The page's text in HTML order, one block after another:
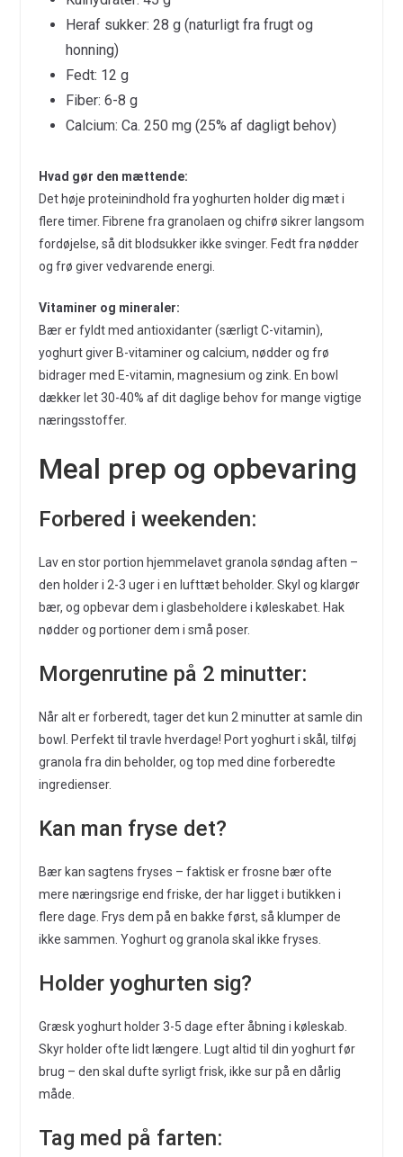
Heraf sukker: 28 g (naturligt fra frugt og
honning)
Fedt: 12 g
Fiber: 6-8 g
Calcium: Ca. 250 mg (25% af dagligt behov)
Hvad gør den mættende:
Det høje proteinindhold fra yoghurten holder dig mæt i
flere timer. Fibrene fra granolaen og chifrø sikrer langsom
fordøjelse, så dit blodsukker ikke svinger. Fedt fra nødder
og frø giver vedvarende energi.
Vitaminer og mineraler:
Bær er fyldt med antioxidanter (særligt C-vitamin),
yoghurt giver B-vitaminer og calcium, nødder og frø
bidrager med E-vitamin, magnesium og zink. En bowl
dækker let 30-40% af dit daglige behov for mange vigtige
næringsstoffer.
Meal prep og opbevaring
Forbered i weekenden:
Lav en stor portion hjemmelavet granola søndag aften –
den holder i 2-3 uger i en lufttæt beholder. Skyl og klargør
bær, og opbevar dem i glasbeholdere i køleskabet. Hak
nødder og portioner dem i små poser.
Morgenrutine på 2 minutter:
Når alt er forberedt, tager det kun 2 minutter at samle din
bowl. Perfekt til travle hverdage! Port yoghurt i skål, tilføj
granola fra din beholder, og top med dine forberedte
ingredienser.
Kan man fryse det?
Bær kan sagtens fryses – faktisk er frosne bær ofte
mere næringsrige end friske, der har ligget i butikken i
flere dage. Frys dem på en bakke først, så klumper de
ikke sammen. Yoghurt og granola skal ikke fryses.
Holder yoghurten sig?
Græsk yoghurt holder 3-5 dage efter åbning i køleskab.
Skyr holder ofte lidt længere. Lugt altid til din yoghurt før
brug – den skal dufte syrligt frisk, ikke sur på en dårlig
måde.
Tag med på farten: